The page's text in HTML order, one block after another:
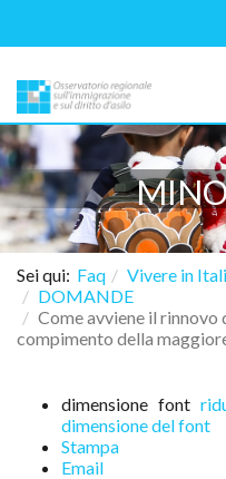
Sei qui: Faq Vivere in
DOMANDE
Come avviene il rinnovo
compimento della
dimensione font
dimensione del font
Stampa
Email